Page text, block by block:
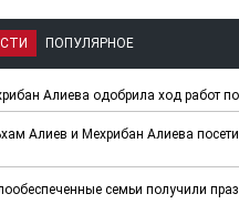
ПОПУЛЯРНОЕ
Алиева одобрила ход работ
Алиев и Мехрибан Алиева
семьи получили